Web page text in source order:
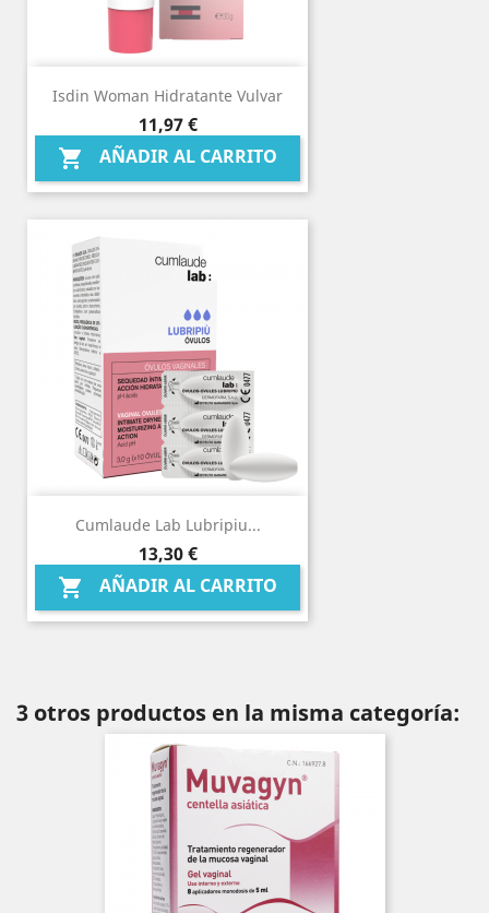
Isdin Woman Hidratante Vulvar
Precio
11,97 €
 AÑADIR AL CARRITO
Cumlaude Lab Lubripiu...
Precio
13,30 €
 AÑADIR AL CARRITO
3 otros productos en la misma categoría: